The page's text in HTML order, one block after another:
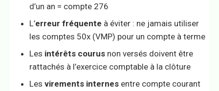
d’un an = compte 276
L’erreur fréquente à éviter : ne jamais utiliser
les comptes 50x (VMP) pour un compte à terme
Les intérêts courus non versés doivent être
rattachés à l’exercice comptable à la clôture
Les virements internes entre compte courant